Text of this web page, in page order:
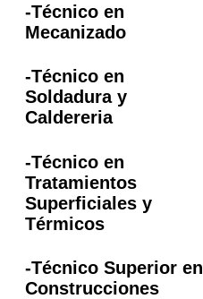
-Técnico en
Mecanizado
-Técnico en
Soldadura y
Caldereria
-Técnico en
Tratamientos
Superficiales y
Térmicos
-Técnico Superior en
Construcciones